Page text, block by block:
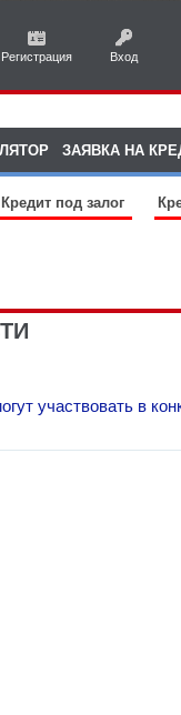
Регистрация Вход
ЗАЯВКА НА
Кредит под залог
участвовать в